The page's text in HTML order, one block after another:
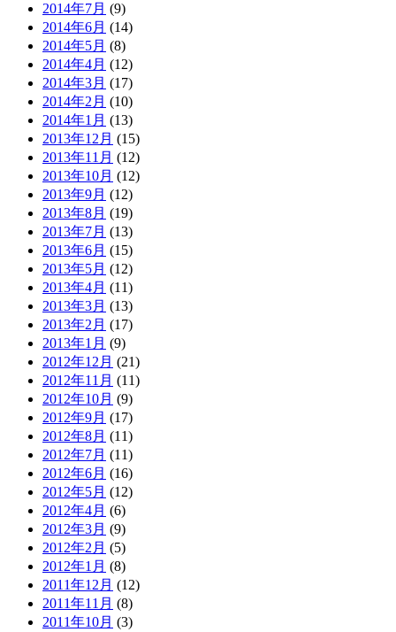
2014年7月 (9)
2014年6月 (14)
2014年5月 (8)
2014年4月 (12)
2014年3月 (17)
2014年2月 (10)
2014年1月 (13)
2013年12月 (15)
2013年11月 (12)
2013年10月 (12)
2013年9月 (12)
2013年8月 (19)
2013年7月 (13)
2013年6月 (15)
2013年5月 (12)
2013年4月 (11)
2013年3月 (13)
2013年2月 (17)
2013年1月 (9)
2012年12月 (21)
2012年11月 (11)
2012年10月 (9)
2012年9月 (17)
2012年8月 (11)
2012年7月 (11)
2012年6月 (16)
2012年5月 (12)
2012年4月 (6)
2012年3月 (9)
2012年2月 (5)
2012年1月 (8)
2011年12月 (12)
2011年11月 (8)
2011年10月 (3)